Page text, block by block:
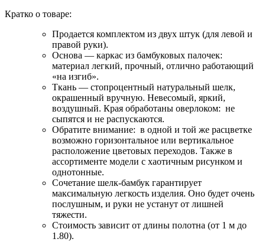
Кратко о товаре:
Продается комплектом из двух штук (для левой и
правой руки).
Основа — каркас из бамбуковых палочек:
материал легкий, прочный, отлично работающий
«на изгиб».
Ткань — стопроцентный натуральный шелк,
окрашенный вручную. Невесомый, яркий,
воздушный. Края обработаны оверлоком: не
сыпятся и не распускаются.
Обратите внимание: в одной и той же расцветке
возможно горизонтальное или вертикальное
расположение цветовых переходов. Также в
ассортименте модели с хаотичным рисунком и
однотонные.
Сочетание шелк-бамбук гарантирует
максимальную легкость изделия. Оно будет очень
послушным, и руки не устанут от лишней
тяжести.
Стоимость зависит от длины полотна (от 1 м до
1.80).